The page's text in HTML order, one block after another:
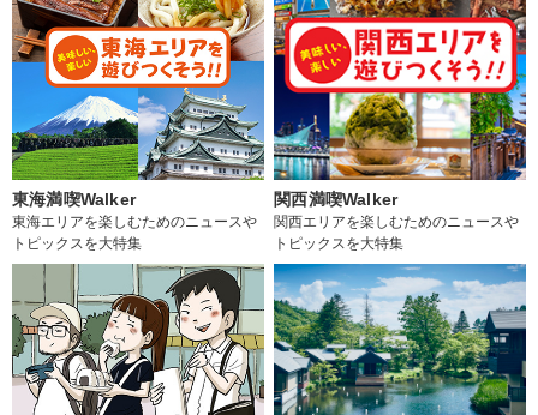
東海満喫Walker
東海エリアを楽しむためのニュースや
トピックスを大特集
関西満喫Walker
関西エリアを楽しむためのニュースや
トピックスを大特集